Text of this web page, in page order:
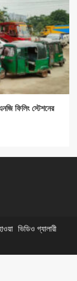
ফিলিং স্টেশনের
ভিডিও গ্যালারী